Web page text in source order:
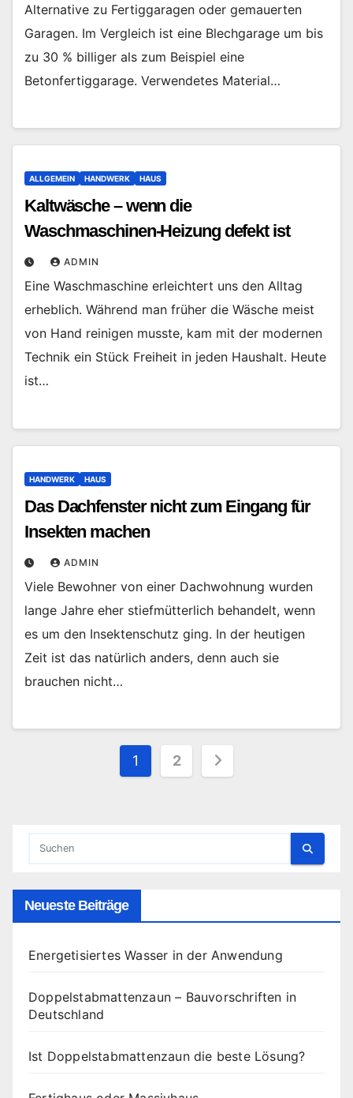
Alternative zu Fertiggaragen oder gemauerten
Garagen. Im Vergleich ist eine Blechgarage um bis
zu 30 % billiger als zum Beispiel eine
Betonfertiggarage. Verwendetes Material…
ALLGEMEIN HANDWERK HAUS
Kaltwäsche – wenn die
Waschmaschinen-Heizung defekt ist
ADMIN
Eine Waschmaschine erleichtert uns den Alltag
erheblich. Während man früher die Wäsche meist
von Hand reinigen musste, kam mit der modernen
Technik ein Stück Freiheit in jeden Haushalt. Heute
ist…
HANDWERK HAUS
Das Dachfenster nicht zum Eingang für
Insekten machen
ADMIN
Viele Bewohner von einer Dachwohnung wurden
lange Jahre eher stiefmütterlich behandelt, wenn
es um den Insektenschutz ging. In der heutigen
Zeit ist das natürlich anders, denn auch sie
brauchen nicht…
Seitennummerierung
1 2
Neueste Beiträge
Energetisiertes Wasser in der Anwendung
Doppelstabmattenzaun – Bauvorschriften in
Deutschland
Ist Doppelstabmattenzaun die beste Lösung?